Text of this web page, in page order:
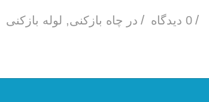
/ 0 دیدگاه / در چاه بازکنی, لوله بازکنی